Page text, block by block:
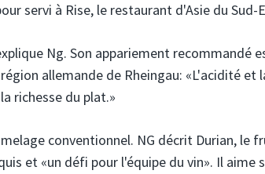
servi à Rise, le restaurant d'Asie du
Ng. Son appariement recommandé
allemande de Rheingau: «L'acidité et
richesse du plat.»
conventionnel. NG décrit Durian, le
et «un défi pour l'équipe du vin». Il aime